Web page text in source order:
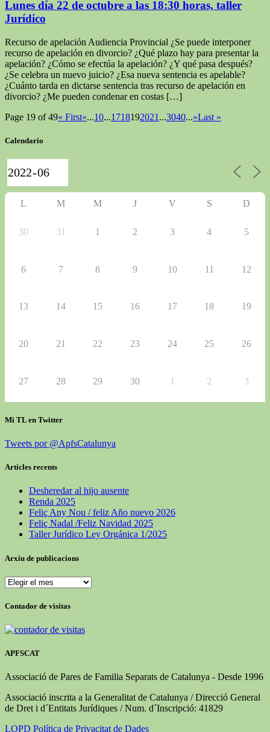
Lunes día 22 de octubre a las 18:30 horas, taller
Jurídico
Recurso de apelación Audiencia Provincial ¿Se puede interponer
recurso de apelación en divorcio? ¿Qué plazo hay para presentar la
apelación? ¿Cómo se efectúa la apelación? ¿Y qué pasa después?
¿Se celebra un nuevo juicio? ¿Esa nueva sentencia es apelable?
¿Cuánto tarda en dictarse sentencia tras recurso de apelación en
divorcio? ¿Me pueden condenar en costas […]
Page 19 of 49« First«...10...1718192021 ...3040...»Last »
Calendario
L M M J V S D
30 31 1 2 3 4 5
6 7 8 9 10 11 12
13 14 15 16 17 18 19
20 21 22 23 24 25 26
27 28 29 30 1 2 3
Mi TL en Twitter
Tweets por @ApfsCatalunya
Articles recents
Desheredar al hijo ausente
Renda 2025
Feliç Any Nou / feliz Año nuevo 2026
Feliç Nadal /Feliz Navidad 2025
Taller Jurídico Ley Orgánica 1/2025
Arxiu de publicacions
Arxiu
publicacions
Contador de visitas
APFSCAT
Associació de Pares de Familia Separats de Catalunya - Desde 1996
Associació inscrita a la Generalitat de Catalunya / Direcció General
de Dret i d´Entitats Jurídiques / Num. d´Inscripció: 41829
LOPD Política de Privacitat de Dades